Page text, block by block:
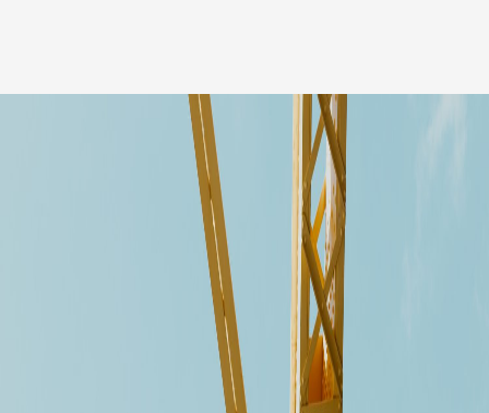
Professionell uppförandekod
English